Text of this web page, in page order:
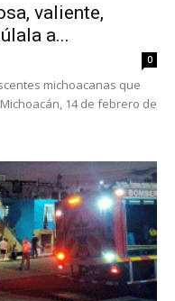
valiente,
a...
0
michoacanas que
14 de febrero de